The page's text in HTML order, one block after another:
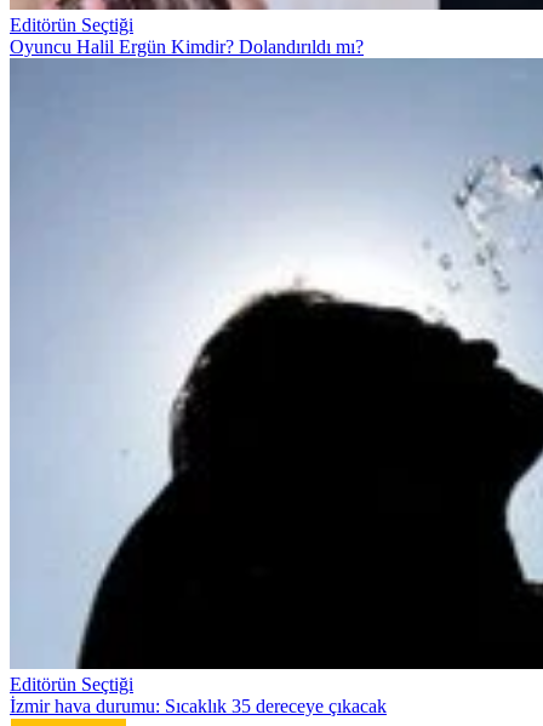
Editörün Seçtiği
Oyuncu Halil Ergün Kimdir? Dolandırıldı mı?
Editörün Seçtiği
İzmir hava durumu: Sıcaklık 35 dereceye çıkacak